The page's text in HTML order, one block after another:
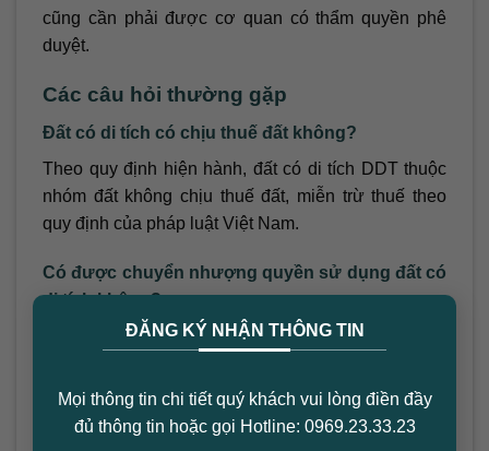
ĐĂNG KÝ NHẬN THÔNG TIN
Mọi thông tin chi tiết quý khách vui lòng điền đầy
đủ thông tin hoặc gọi Hotline: 0969.23.33.23
cũng cần phải được cơ quan có thẩm quyền phê
duyệt.
Các câu hỏi thường gặp
Đất có di tích có chịu thuế đất không?
Theo quy định hiện hành, đất có di tích DDT thuộc
nhóm đất không chịu thuế đất, miễn trừ thuế theo
quy định của pháp luật Việt Nam.
Có được chuyển nhượng quyền sử dụng đất có
di tích không?
Việc chuyển nhượng quyền sử dụng đất có di tích
tích và phải đảm bảo rằng người tiếp nhận quyền
sử dụng đất sẽ tiếp tục giữ gìn và bảo vệ di tích.